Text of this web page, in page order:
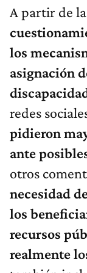
A partir de
los
asignación
redes
pidieron
ante
otros
necesidad
los
recursos
realmente